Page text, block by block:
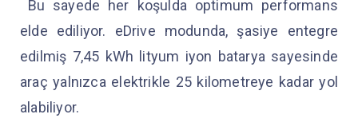
Bu sayede her koşulda optimum performans
elde ediliyor. eDrive modunda, şasiye entegre
edilmiş 7,45 kWh lityum iyon batarya sayesinde
araç yalnızca elektrikle 25 kilometreye kadar yol
alabiliyor.